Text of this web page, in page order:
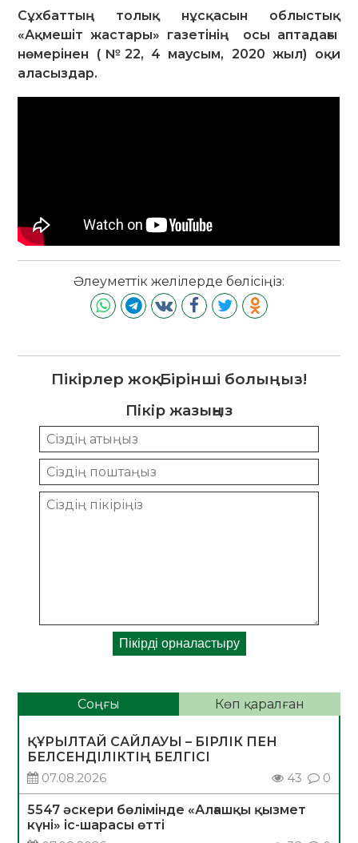
Сұхбаттың толық нұсқасын облыстық
«Ақмешіт жастары» газетінің осы аптадағы
нөмерінен (№22, 4 маусым, 2020 жыл) оқи
аласыздар.
Әлеуметтік желілерде бөлісіңіз:
Пікірлер жоқ. Бірінші болыңыз!
Пікір жазыңыз
Соңғы Көп қаралған
ҚҰРЫЛТАЙ САЙЛАУЫ – БІРЛІК ПЕН
БЕЛСЕНДІЛІКТІҢ БЕЛГІСІ
07.08.2026
43 0
5547 әскери бөлімінде «Алғашқы қызмет
күні» іс-шарасы өтті